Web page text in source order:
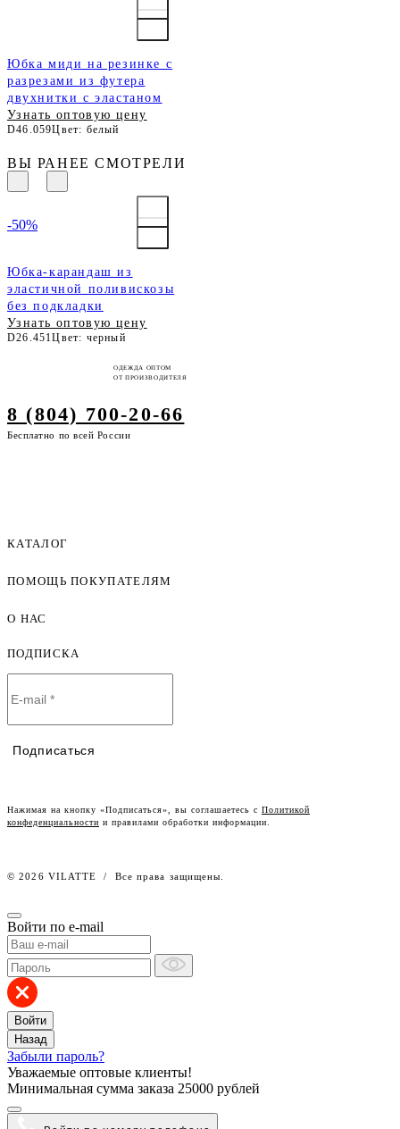
Юбка миди на резинке с
разрезами из футера
двухнитки с эластаном
Узнать оптовую цену
D46.059Цвет: белый
ВЫ РАНЕЕ СМОТРЕЛИ
Юбка-карандаш из
эластичной поливискозы
без подкладки
Узнать оптовую цену
D26.451Цвет: черный
-50%
ОДЕЖДА ОПТОМ
ОТ ПРОИЗВОДИТЕЛЯ
8 (804) 700-20-66
Бесплатно по всей России
КАТАЛОГ
Женская одежда оптом
ПОМОЩЬ ПОКУПАТЕЛЯМ
Оплата и доставка
Договор-оферта
Условия сотрудничества
О НАС
Lookbook
Работа в компании
ПОДПИСКА
Подписаться
Нажимая на кнопку «Подписаться», вы соглашаетесь с Политикой
конфеденциальности и правилами обработки информации.
© 2026 VILATTE / Все права защищены.
Войти по e-mail
Войти
Назад
Забыли пароль?
Уважаемые оптовые клиенты!
Минимальная сумма заказа 25000 рублей